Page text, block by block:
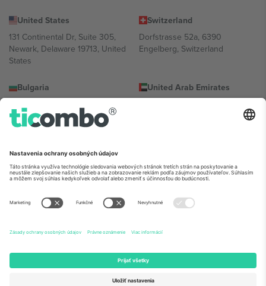
United States
131 Continental Dr, Suite 305,
Newark, Delaware 19713, United
States
Switzerland
Dorfstrasse 52a, 6390
Engelberg, Switzerland
Bulgaria
Totleben 53-55, 1606 Sofia,
Bulgaria
United Arab Emirates
Building A1, Office 302, Dubai,
Mexico
Av Chapultepec 360, Roma
Norte, Cuauhtémoc, 06700
Ciudad de México, CDMX,
Mexico
Právna subjektivita poskytovateľa platformy sa môže líšiť v závislosti
stránke konkrétneho podujatia, na stránke Imprint a v
podmienkach.,
Podmienky.© 2026 Ticombo. Všetky práva